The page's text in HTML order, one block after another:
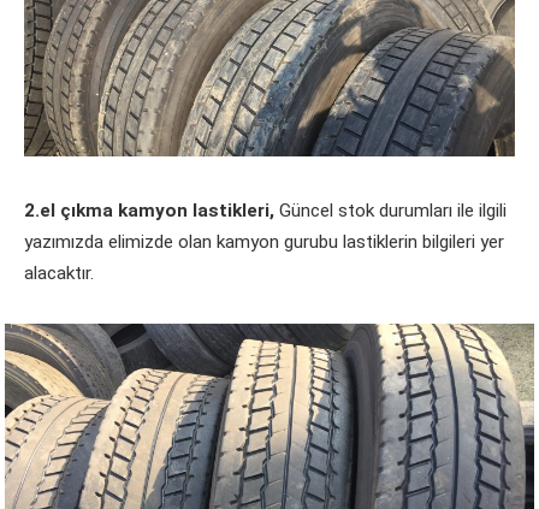
2.el çıkma kamyon lastikleri, Güncel stok durumları ile ilgili
yazımızda elimizde olan kamyon gurubu lastiklerin bilgileri yer
alacaktır.